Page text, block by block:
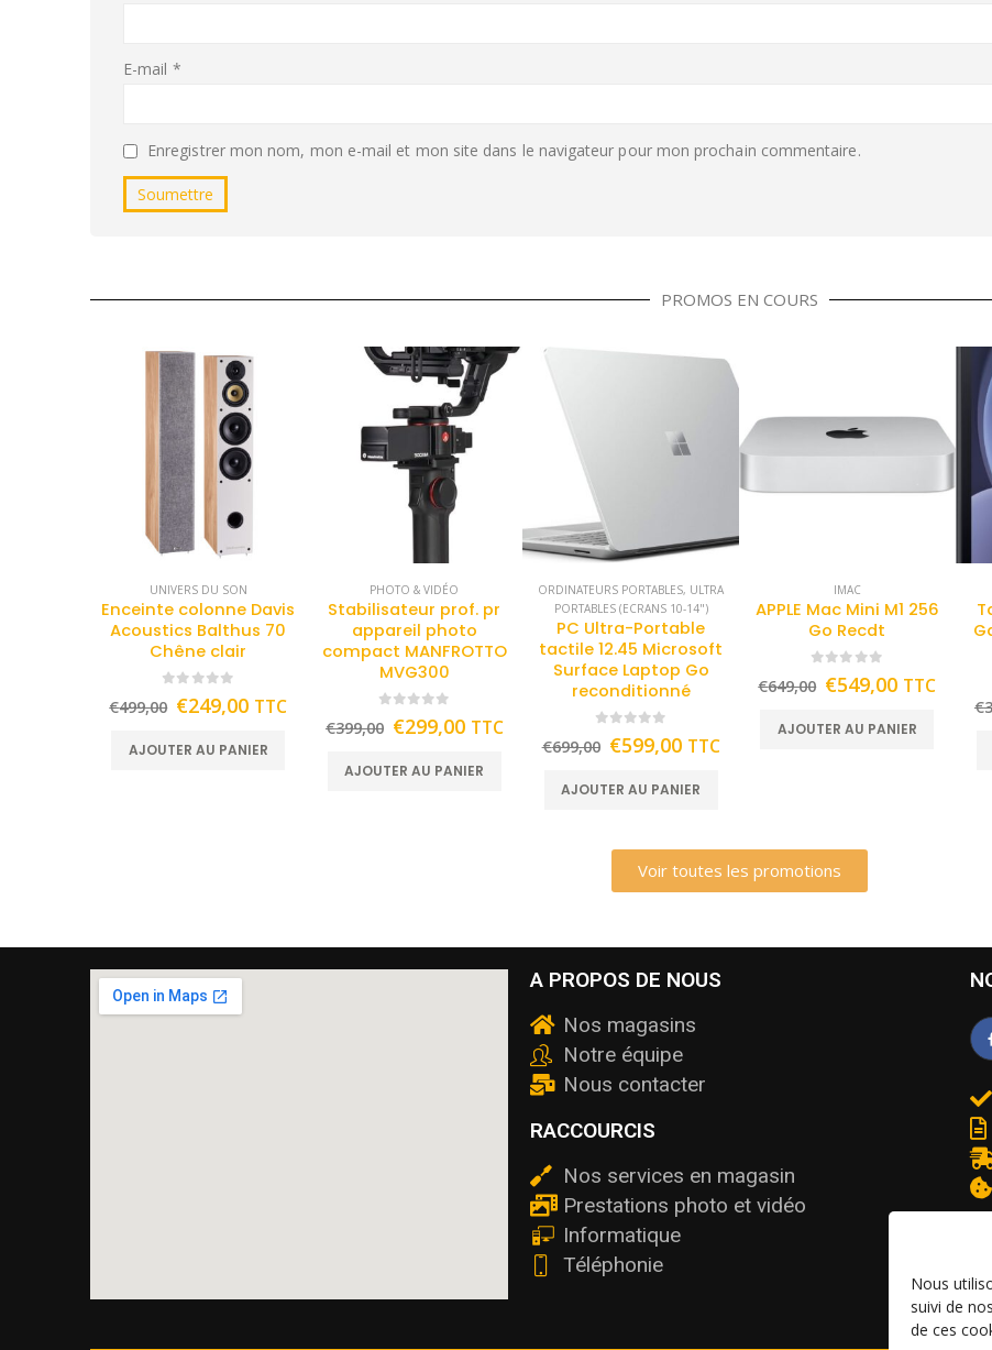
Nous
suivi de
de ces
E-mail *
Enregistrer mon nom, mon e-mail et mon site dans le navigateur pour mon prochain commentaire.
PROMOS EN COURS
UNIVERS DU SON
Enceinte colonne Davis
Acoustics Balthus 70
Chêne clair
€499,00 €249,00 TTC
AJOUTER AU PANIER
PHOTO & VIDÉO
Stabilisateur prof. pr
appareil photo
compact MANFROTTO
MVG300
€399,00 €299,00 TTC
AJOUTER AU PANIER
ORDINATEURS PORTABLES, ULTRA
PORTABLES (ECRANS 10-14")
PC Ultra-Portable
tactile 12.45 Microsoft
Surface Laptop Go
reconditionné
€699,00 €599,00 TTC
AJOUTER AU PANIER
IMAC
APPLE Mac Mini M1 256
Go Recdt
€649,00 €549,00 TTC
AJOUTER AU PANIER
€
Voir toutes les promotions
A PROPOS DE NOUS
Nos magasins
Notre équipe
Nous contacter
RACCOURCIS
Nos services en magasin
Prestations photo et vidéo
Informatique
Téléphonie